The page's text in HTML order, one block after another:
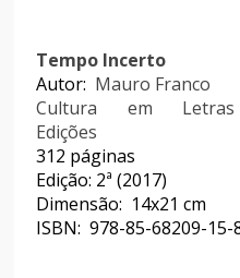
Tempo Incerto
Autor: Mauro Franco
Cultura em Letras
Edições
312 páginas
Edição: 2ª (2017)
Dimensão: 14x21 cm
ISBN: 978-85-68209-15-